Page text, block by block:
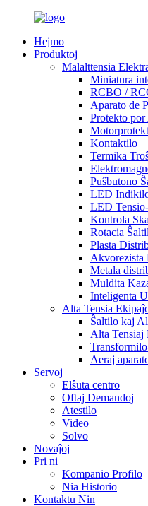
Hejmo
Produktoj
Malalttensia
Miniatura
RCBO /
Aparato de
Protekto
Kontaktilo
Termika
Puŝbutono
LED
LED
Kontrola
Rotacia
Plasta
Akvorezista
Metala
Muldita
Inteligenta
Alta Tensia
Ŝaltilo kaj
Alta Tensiaj
Aeraj
Servoj
Elŝuta centro
Oftaj Demandoj
Atestilo
Video
Solvo
Novaĵoj
Pri ni
Kompanio Profilo
Nia Historio
Kontaktu Nin